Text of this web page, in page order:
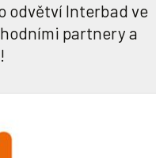
odvětví Interbad ve
partnery a